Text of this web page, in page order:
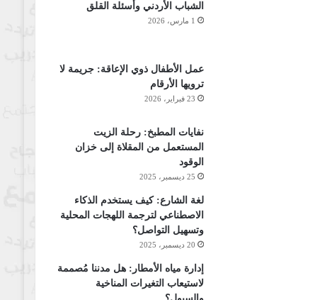
الشباب الأردني وأسئلة القلق
1 مارس، 2026
عمل الأطفال ذوي الإعاقة: جريمة لا
ترويها الأرقام
23 فبراير، 2026
نفايات المطبخ: رحلة الزيت
المستعمل من المقلاة إلى خزان
الوقود
25 ديسمبر، 2025
لغة الشارع: كيف يستخدم الذكاء
الاصطناعي لترجمة اللهجات المحلية
وتسهيل التواصل؟
20 ديسمبر، 2025
إدارة مياه الأمطار: هل مدننا مُصممة
لاستيعاب التغيرات المناخية